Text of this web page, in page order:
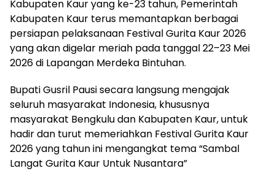
Kabupaten Kaur yang ke-23 tahun, Pemerintah
Kabupaten Kaur terus memantapkan berbagai
persiapan pelaksanaan Festival Gurita Kaur 2026
yang akan digelar meriah pada tanggal 22–23 Mei
2026 di Lapangan Merdeka Bintuhan.
Bupati Gusril Pausi secara langsung mengajak
seluruh masyarakat Indonesia, khususnya
masyarakat Bengkulu dan Kabupaten Kaur, untuk
hadir dan turut memeriahkan Festival Gurita Kaur
2026 yang tahun ini mengangkat tema “Sambal
Langat Gurita Kaur Untuk Nusantara”